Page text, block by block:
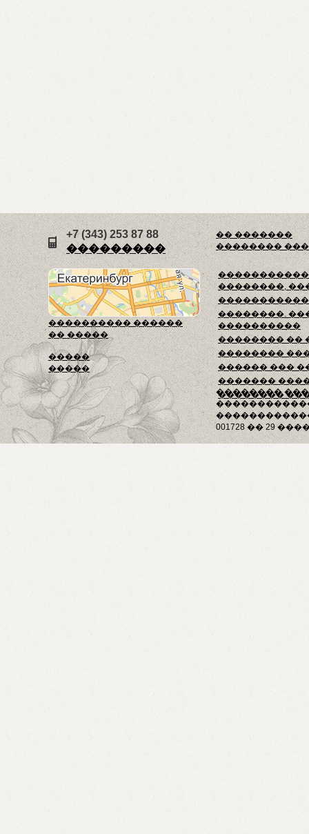
�� �������
��������
��������,
��������.
����������
�������� ��
��������
������ ���
�������
��������
���������� ������
�� �����
�����
�����
��������
001728 �� 29
+7 (343) 253 87 88
���������